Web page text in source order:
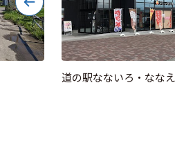
道の駅なないろ・ななえ